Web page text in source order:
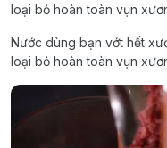
loại bỏ hoàn toàn vụn
Nước dùng bạn vớt hết
loại bỏ hoàn toàn vụn